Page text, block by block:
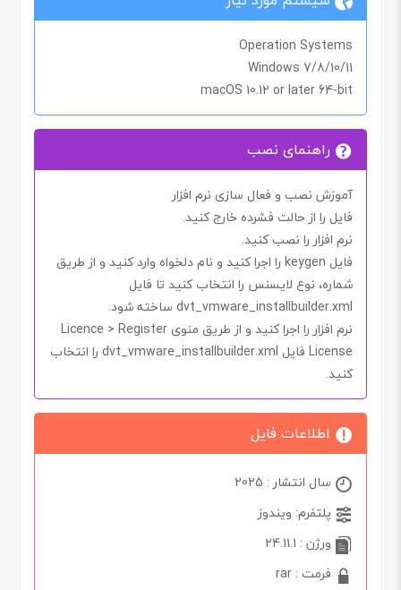
Operation Systems
Windows 7/8/10/11
macOS 10.12 or later 64-bit
راهنمای نصب
آموزش نصب و فعال سازی نرم افزار
فایل را از حالت فشرده خارج کنید.
نرم افزار را نصب کنید.
فایل keygen را اجرا کنید و نام دلخواه وارد کنید و از طریق
شماره، نوع لایسنس را انتخاب کنید تا فایل
dvt_vmware_installbuilder.xml ساخته شود.
نرم افزار را اجرا کنید و از طریق منویLicence > Register
License فایل dvt_vmware_installbuilder.xml را انتخاب
کنید.
اطلاعات فایل
سال انتشار : 2025
پلتفرم: ویندوز
ورژن : 24.11.1
فرمت : rar